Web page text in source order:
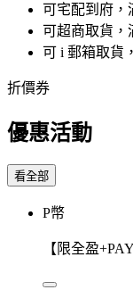
可宅配到府，
可超商取貨，
可 i 郵箱取貨
折價券
優惠活動
看全部
P幣
【限全盈